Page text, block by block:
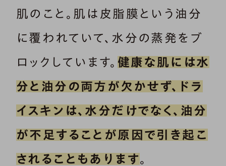
肌のこと。肌は皮脂膜という油分
に覆われていて、水分の蒸発をブ
ロックしています。 健康な肌には水
分と油分の両方が欠かせず、ドラ
イスキンは、水分だけでなく、油分
が不足することが原因で引き起こ
されることもあります。